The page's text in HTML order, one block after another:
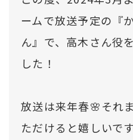
ームで放送予定の『
ん』で、高木さん役
した！
放送は来年春🌸それ
ただけると嬉しいで